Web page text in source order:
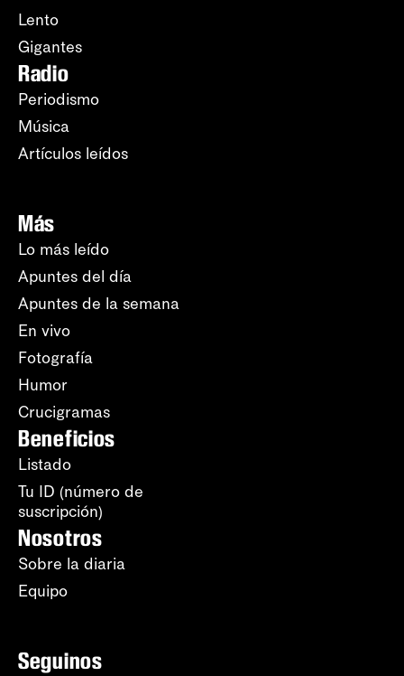
Lento
Gigantes
Radio
Periodismo
Música
Artículos leídos
Más
Lo más leído
Apuntes del día
Apuntes de la semana
En vivo
Fotografía
Humor
Crucigramas
Beneficios
Listado
Tu ID (número de
suscripción)
Nosotros
Sobre la diaria
Equipo
Seguinos